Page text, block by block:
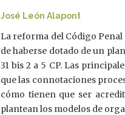
José León Alapont
La reforma del Código
de haberse dotado de un
31 bis 2 a 5 CP. Las
que las connotaciones
cómo tienen que ser
plantean los modelos de